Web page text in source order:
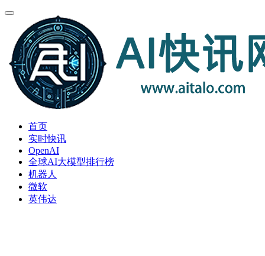
首页
实时快讯
OpenAI
全球AI大模型排行榜
机器人
微软
英伟达